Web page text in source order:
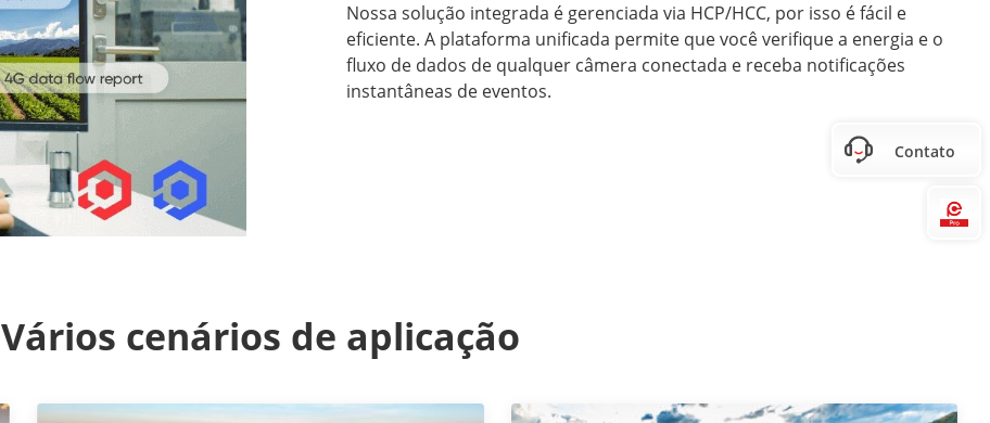
Nossa solução integrada é gerenciada via HCP/HCC, por isso é fácil e
eficiente. A plataforma unificada permite que você verifique a energia e o
fluxo de dados de qualquer câmera conectada e receba notificações
instantâneas de eventos.
Vários cenários de aplicação
Contato